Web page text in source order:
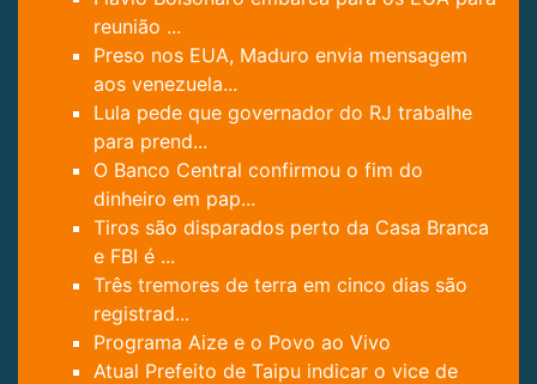
reunião ...
Preso nos EUA, Maduro envia mensagem
aos venezuela...
Lula pede que governador do RJ trabalhe
para prend...
O Banco Central confirmou o fim do
dinheiro em pap...
Tiros são disparados perto da Casa Branca
e FBI é ...
Três tremores de terra em cinco dias são
registrad...
Programa Aize e o Povo ao Vivo
Atual Prefeito de Taipu indicar o vice de